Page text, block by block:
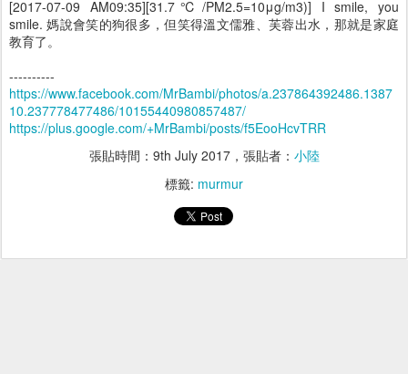
[2017-07-09 AM09:35][31.7℃/PM2.5=10μg/m3)] I smile, you
smile. 媽說會笑的狗很多，但笑得溫文儒雅、芙蓉出水，那就是家庭
教育了。
----------
https://www.facebook.com/MrBambi/photos/a.237864392486.1387
10.237778477486/10155440980857487/
https://plus.google.com/+MrBambi/posts/f5EooHcvTRR
張貼時間： 9th July 2017，張貼者： 小陸
標籤: murmur